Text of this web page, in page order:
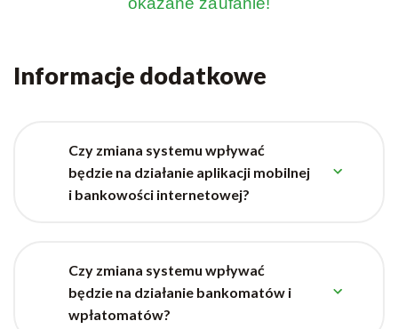
Informacje dodatkowe
Czy zmiana systemu wpływać
będzie na działanie aplikacji mobilnej
i bankowości internetowej?
Czy zmiana systemu wpływać
będzie na działanie bankomatów i
wpłatomatów?